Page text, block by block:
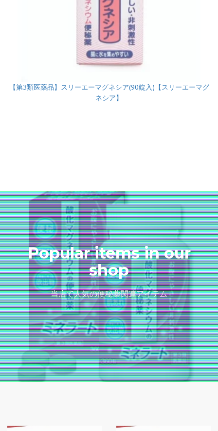
【第3類医薬品】スリーエーマグネシア(90錠入)【スリーエーマグ
ネシア】
Popular items in our
shop
当店で人気の便秘薬関連アイテム